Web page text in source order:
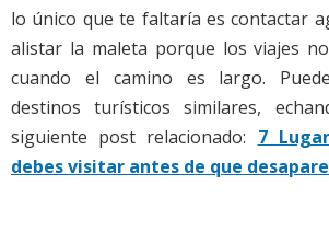
lo único que te faltaría es contactar
alistar la maleta porque los viajes
cuando el camino es largo.
destinos turísticos similares,
siguiente post relacionado: 7
debes visitar antes de que